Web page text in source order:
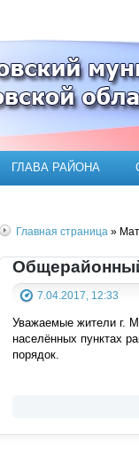
ГЛАВА РАЙОНА
Главная страница »
7.04.2017, 12:33
Уважаемые жители г.
населённых пунктах
порядок.